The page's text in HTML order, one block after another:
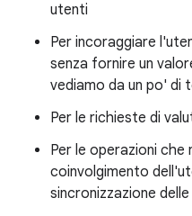
utenti
Per incoraggiare
senza fornire un
vediamo da un po' di
Per le richieste di
Per le operazioni che
coinvolgimento
sincronizzazione